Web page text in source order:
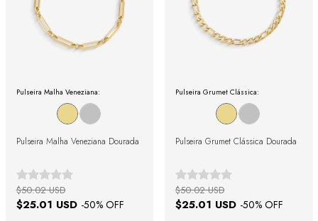
Pulseira Malha Veneziana:
Pulseira Malha Veneziana Dourada
$25.01 USD -50% OFF
$50.02 USD
Pulseira Grumet Clássica:
Pulseira Grumet Clássica Dourada
$25.01 USD -50% OFF
$50.02 USD